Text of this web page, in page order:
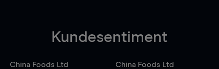
Kundesentiment
China Foods Ltd
China Foods Ltd